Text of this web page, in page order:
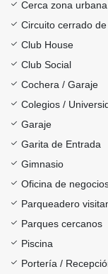
Cerca zona urbana
Circuito cerrado
Club House
Club Social
Cochera / Garaje
Colegios /
Garaje
Garita de Entrada
Gimnasio
Oficina de
Parqueadero
Parques cercanos
Piscina
Portería /